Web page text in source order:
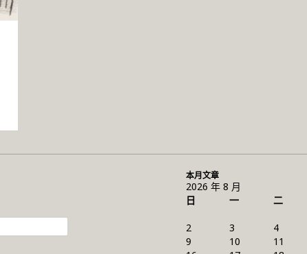
本月文章
2026 年 8 月
日
一 二
2
3 4
9
10 11